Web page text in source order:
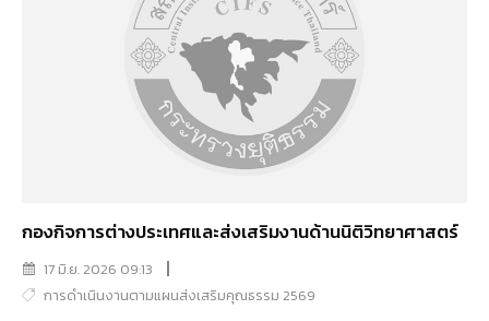
กองกิจการต่างประเทศและส่งเสริมงานด้านนิติวิทยาศาสตร์
17 มิ.ย. 2026 09:13
การดำเนินงานตามแผนส่งเสริมคุณธรรม 2569